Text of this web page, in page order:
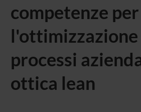
competenze per
l'ottimizzazione
processi
ottica lean